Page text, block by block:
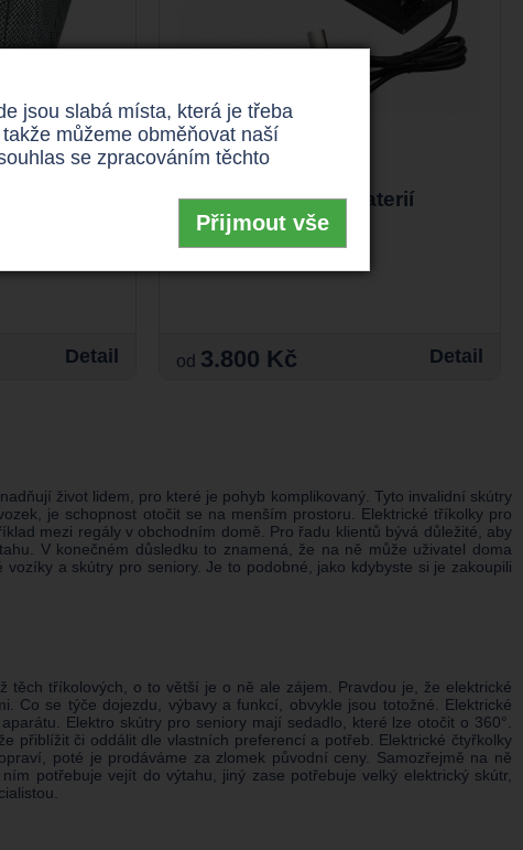
Detail
Nabíječka baterií
od 3.800 Kč Detail
život lidem, pro které je pohyb komplikovaný. Tyto invalidní skútry
je schopnost otočit se na menším prostoru. Elektrické tříkolky pro
mezi regály v obchodním domě. Pro řadu klientů bývá důležité, aby
V konečném důsledku to znamená, že na ně může uživatel doma
a skútry pro seniory. Je to podobné, jako kdybyste si je zakoupili
těch tříkolových, o to větší je o ně ale zájem. Pravdou je, že elektrické
Co se týče dojezdu, výbavy a funkcí, obvykle jsou totožné. Elektrické
Elektro skútry pro seniory mají sedadlo, které lze otočit o 360°.
přiblížit či oddálit dle vlastních preferencí a potřeb. Elektrické čtyřkolky
poté je prodáváme za zlomek původní ceny. Samozřejmě na ně
potřebuje vejít do výtahu, jiný zase potřebuje velký elektrický skútr,
jsou slabá místa, která je třeba
můžeme obměňovat naší
se zpracováním těchto
Přijmout vše